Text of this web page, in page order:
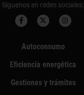
Síguenos en redes sociales:
Autoconsumo
Eficiencia energética
Gestiones y trámites